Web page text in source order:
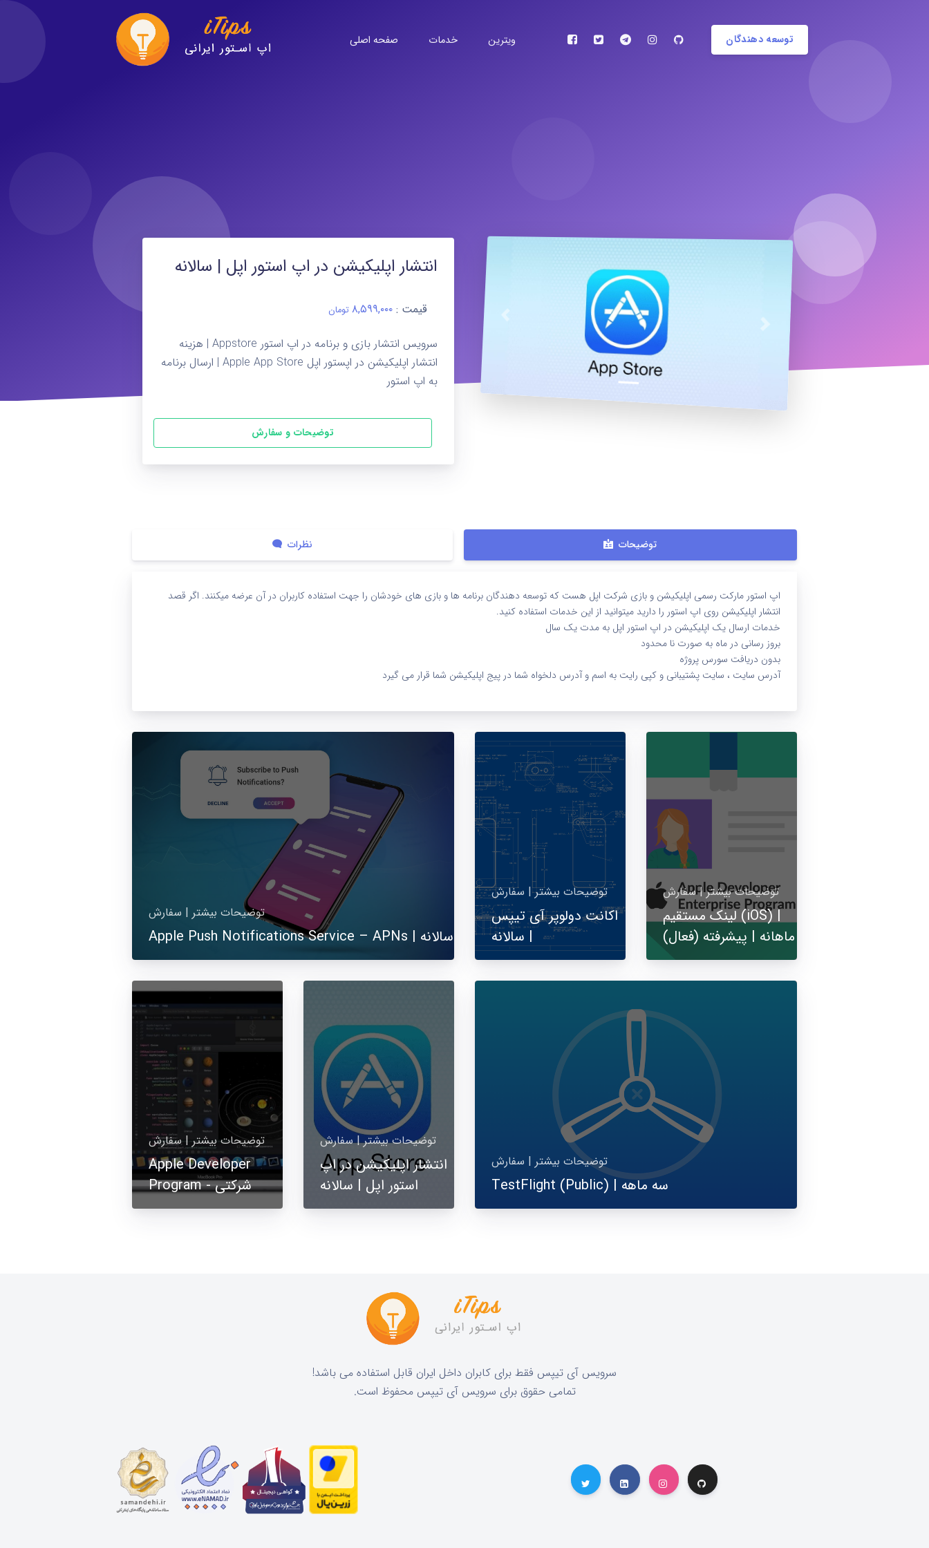
صفحه اصلی خدمات
منتشر کنید.
تست فلایت
اپلیکیشن های خود را از طریق تست فلایت بر روی گوشی
خود و دیگران نصب کنند
ویترین توسعه دهندگان
انتشار اپلیکیشن در اپ استور اپل | سالانه
قیمت : ۸,۵۹۹,۰۰۰ تومان
سرویس انتشار بازی و برنامه در اپ استور Appstore | هزینه
انتشار اپلیکیشن در اپستور اپل Apple App Store | ارسال برنامه
به اپ استور
توضیحات و سفارش
نظرات توضیحات
اپ استور مارکت رسمی اپلیکیشن و بازی شرکت اپل هست که توسعه دهندگان برنامه ها و بازی های خودشان را جهت استفاده کاربران در آن عرضه میکنند. اگر قصد
انتشار اپلیکیشن روی اپ استور را دارید میتوانید از این خدمات استفاده کنید.
خدمات ارسال یک اپلیکیشن در اپ استور اپل به مدت یک سال
بروز رسانى در ماه به صورت نا محدود
بدون دریافت سورس پروژه
آدرس سایت ، سایت پشتیبانی و کپی رایت به اسم و آدرس دلخواه شما در پیج اپلیکیشن شما قرار می گیرد
توضیحات بیشتر | سفارش
Apple Push Notifications Service – APNs | سالانه
توضیحات بیشتر | سفارش
اکانت دولوپر آی تیپس
| سالانه
توضیحات بیشتر | سفارش
لینک مستقیم (iOS) |
ماهانه | پیشرفته (فعال)
توضیحات بیشتر | سفارش
Apple Developer
Program - شرکتی
توضیحات بیشتر | سفارش
انتشار اپلیکیشن در اپ
استور اپل | سالانه
توضیحات بیشتر | سفارش
TestFlight (Public) | سه ماهه
!سرویس آی تیپس فقط برای کابران داخل ایران قابل استفاده می باشد
.تمامی حقوق برای سرویس آی تیپس محفوظ است